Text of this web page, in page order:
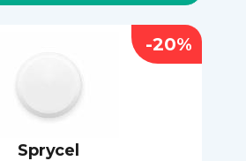
Sprycel
-20%